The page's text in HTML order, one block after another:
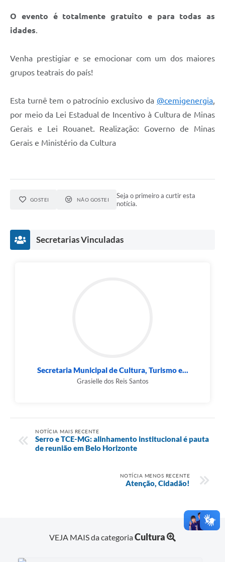
O evento é totalmente gratuito e para todas as
idades
Venha prestigiar e se emocionar com um dos maiores
grupos teatrais do país!
Esta turnê tem o patrocínio exclusivo da @cemigenergia
por meio da Lei Estadual de Incentivo à Cultura de Minas
Gerais e Lei Rouanet. Realização: Governo de Minas
Gerais e Ministério da Cultura
GOSTEI NÃO GOSTEI
Seja o primeiro a curtir esta
notícia.
Secretarias Vinculadas
Secretaria Municipal de Cultura, Turismo e...
Grasielle dos Reis Santos
NOTÍCIA MAIS RECENTE
Serro e TCE-MG: alinhamento institucional é pauta
de reunião em Belo Horizonte
NOTÍCIA MENOS RECENTE
Atenção, Cidadão!
VEJA MAIS da categoriaCultura